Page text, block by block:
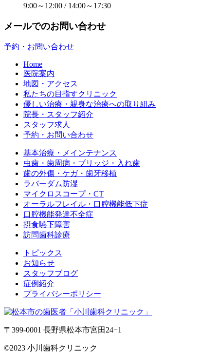
9:00～12:00 / 14:00～17:30
メールでのお問い合わせ
予約・お問い合わせ
Home
医院案内
地図・アクセス
私たちの目指すクリニック
優しい治療・親身な治療への取り組み
院長・スタッフ紹介
スタッフ求人
予約・お問い合わせ
基本治療・メインテナンス
虫歯・歯周病・ブリッジ・入れ歯
歯の外傷・ケガ・歯牙移植
ラバーダム防湿
マイクロスコープ・CT
オーラルフレイル・口腔機能低下症
口腔機能発達不全症
摂食嚥下障害
訪問歯科診療
トピックス
お知らせ
スタッフブログ
症例紹介
プライバシーポリシー
〒399-0001 長野県松本市宮田24−1
©2023 小川歯科クリニック